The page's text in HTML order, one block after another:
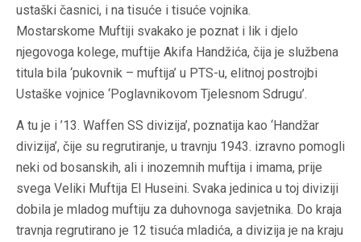
ustaški časnici, i na tisuće i tisuće vojnika.
Mostarskome Muftiji svakako je poznat i lik i djelo
njegovoga kolege, muftije Akifa Handžića, čija je službena
titula bila ‘pukovnik – muftija’ u PTS-u, elitnoj postrojbi
Ustaške vojnice ‘Poglavnikovom Tjelesnom Sdrugu’.
A tu je i ’13. Waffen SS divizija’, poznatija kao ‘Handžar
divizija’, čije su regrutiranje, u travnju 1943. izravno pomogli
neki od bosanskih, ali i inozemnih muftija i imama, prije
svega Veliki Muftija El Huseini. Svaka jedinica u toj diviziji
dobila je mladog muftiju za duhovnoga savjetnika. Do kraja
travnja regrutirano je 12 tisuća mladića, a divizija je na kraju